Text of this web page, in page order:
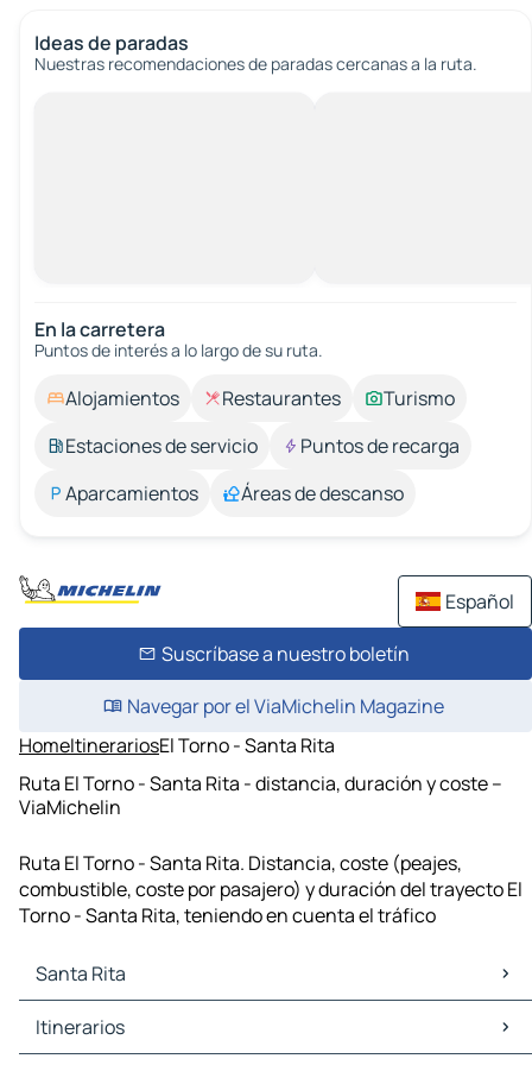
Ideas de paradas
Nuestras recomendaciones de paradas cercanas a la ruta.
En la carretera
Puntos de interés a lo largo de su ruta.
Alojamientos Restaurantes
Turismo
Estaciones de servicio
Puntos de recarga
Aparcamientos
Áreas de descanso
Español
Suscríbase a nuestro boletín
Navegar por el ViaMichelin Magazine
HomeItinerariosEl Torno - Santa Rita
Ruta El Torno - Santa Rita - distancia, duración y coste –
ViaMichelin
Ruta El Torno - Santa Rita. Distancia, coste (peajes,
combustible, coste por pasajero) y duración del trayecto El
Torno - Santa Rita, teniendo en cuenta el tráfico
Santa Rita
Santa Rita Mapas Planos
Santa Rita Trafico
Itinerarios